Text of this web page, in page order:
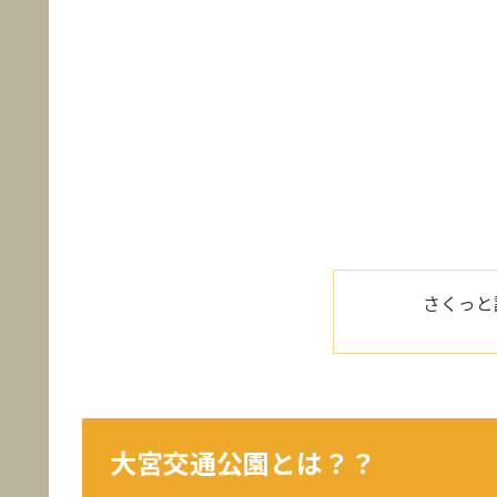
さくっ
大宮交通公園とは？？